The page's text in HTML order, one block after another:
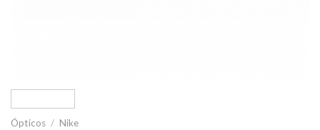
Ópticos / Nike